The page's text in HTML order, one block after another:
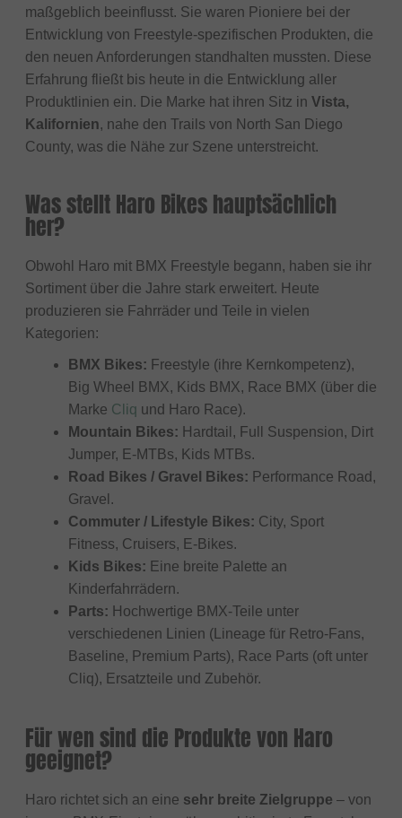
maßgeblich beeinflusst. Sie waren Pioniere bei der
Entwicklung von Freestyle-spezifischen Produkten, die
den neuen Anforderungen standhalten mussten. Diese
Erfahrung fließt bis heute in die Entwicklung aller
Produktlinien ein. Die Marke hat ihren Sitz in Vista,
Kalifornien, nahe den Trails von North San Diego
County, was die Nähe zur Szene unterstreicht.
Was stellt Haro Bikes hauptsächlich
her?
Obwohl Haro mit BMX Freestyle begann, haben sie ihr
Sortiment über die Jahre stark erweitert. Heute
produzieren sie Fahrräder und Teile in vielen
Kategorien:
BMX Bikes: Freestyle (ihre Kernkompetenz),
Big Wheel BMX, Kids BMX, Race BMX (über die
Marke Cliq und Haro Race).
Mountain Bikes: Hardtail, Full Suspension, Dirt
Jumper, E-MTBs, Kids MTBs.
Road Bikes / Gravel Bikes: Performance Road,
Gravel.
Commuter / Lifestyle Bikes: City, Sport
Fitness, Cruisers, E-Bikes.
Kids Bikes: Eine breite Palette an
Kinderfahrrädern.
Parts: Hochwertige BMX-Teile unter
verschiedenen Linien (Lineage für Retro-Fans,
Baseline, Premium Parts), Race Parts (oft unter
Cliq), Ersatzteile und Zubehör.
Für wen sind die Produkte von Haro
geeignet?
Haro richtet sich an eine sehr breite Zielgruppe – von